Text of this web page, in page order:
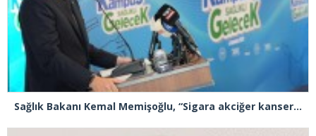
Sağlık Bakanı Kemal Memişoğlu, “Sigara akciğer kanserinde Türkiye’yi dünyada 1 numara yaptı”